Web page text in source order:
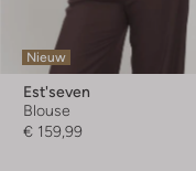
Nieuw
Est'seven
Blouse
€ 159,99